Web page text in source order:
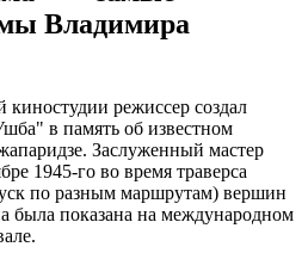
Владимира
режиссер создал
в память об известном
Заслуженный мастер
1945-го во время траверса
по разным маршрутам) вершин
была показана на международном